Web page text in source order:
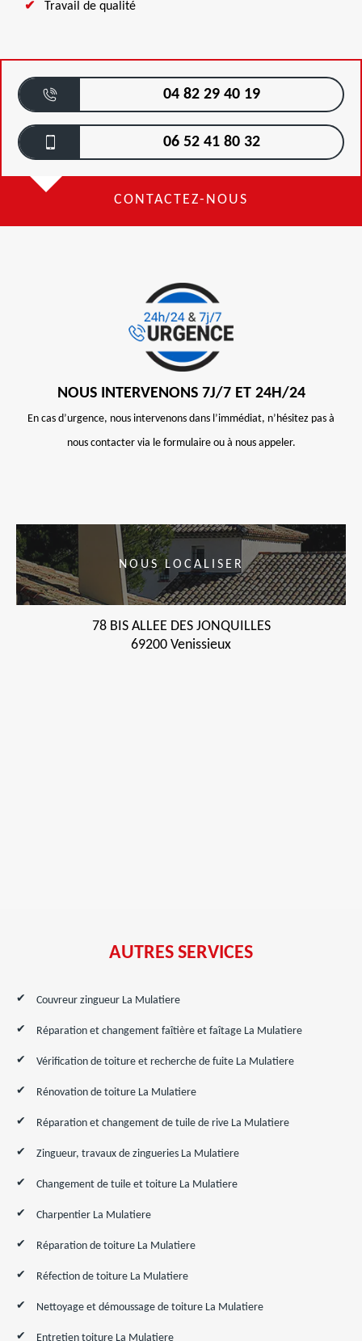
Travail de qualité
04 82 29 40 19
06 52 41 80 32
CONTACTEZ-NOUS
NOUS INTERVENONS 7J/7 ET 24H/24
En cas d’urgence, nous intervenons dans l’immédiat, n’hésitez pas à
nous contacter via le formulaire ou à nous appeler.
NOUS LOCALISER
78 BIS ALLEE DES JONQUILLES
69200 Venissieux
AUTRES SERVICES
Couvreur zingueur La Mulatiere
Réparation et changement faîtière et faîtage La Mulatiere
Vérification de toiture et recherche de fuite La Mulatiere
Rénovation de toiture La Mulatiere
Réparation et changement de tuile de rive La Mulatiere
Zingueur, travaux de zingueries La Mulatiere
Changement de tuile et toiture La Mulatiere
Charpentier La Mulatiere
Réparation de toiture La Mulatiere
Réfection de toiture La Mulatiere
Nettoyage et démoussage de toiture La Mulatiere
Entretien toiture La Mulatiere